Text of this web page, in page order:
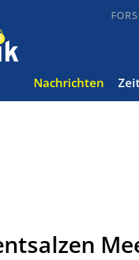
Nachrichten